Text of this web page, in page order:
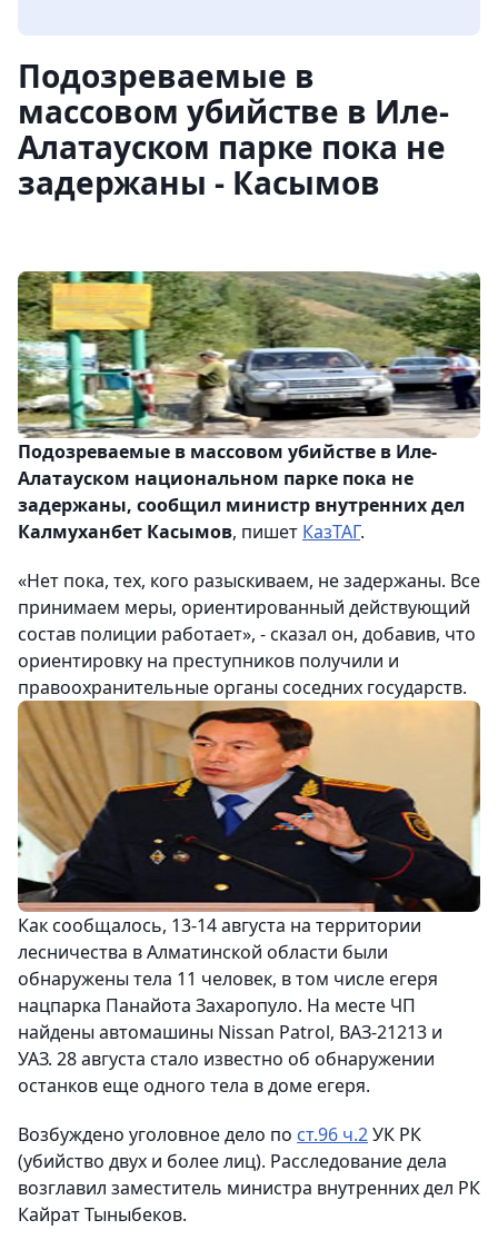
Подозреваемые в
массовом убийстве в Иле-
Алатауском парке пока не
задержаны - Касымов
Подозреваемые в массовом убийстве в Иле-
Алатауском национальном парке пока не
задержаны, сообщил министр внутренних дел
Калмуханбет Касымов, пишет КазТАГ.
«Нет пока, тех, кого разыскиваем, не задержаны. Все
принимаем меры, ориентированный действующий
состав полиции работает», - сказал он, добавив, что
ориентировку на преступников получили и
правоохранительные органы соседних государств.
Как сообщалось, 13-14 августа на территории
лесничества в Алматинской области были
обнаружены тела 11 человек, в том числе егеря
нацпарка Панайота Захаропуло. На месте ЧП
найдены автомашины Nissan Patrol, ВАЗ-21213 и
УАЗ. 28 августа стало известно об обнаружении
останков еще одного тела в доме егеря.
Возбуждено уголовное дело по ст.96 ч.2УК РК
(убийство двух и более лиц). Расследование дела
возглавил заместитель министра внутренних дел РК
Кайрат Тыныбеков.